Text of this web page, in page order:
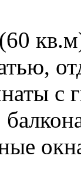
(60
с